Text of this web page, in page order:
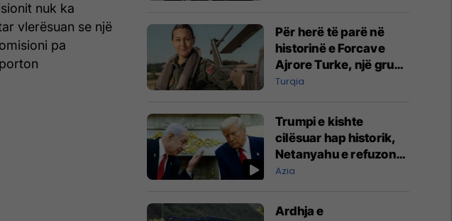
nuk ka
vlerësuan se një
pa
Për herë të parë në
historinë e Forcave
Ajrore Turke, një grua
merr gradën e
Turqia
Trumpi e kishte
cilësuar hap historik,
Netanyahu e refuzon
marrëveshjen për
Azia
Ardhja e